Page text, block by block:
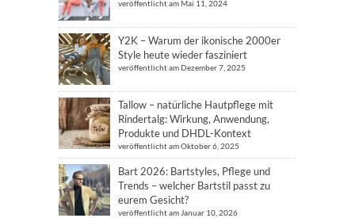
veröffentlicht am Mai 11, 2024
Y2K – Warum der ikonische 2000er
Style heute wieder fasziniert
veröffentlicht am Dezember 7, 2025
Tallow – natürliche Hautpflege mit
Rindertalg: Wirkung, Anwendung,
Produkte und DHDL-Kontext
veröffentlicht am Oktober 6, 2025
Bart 2026: Bartstyles, Pflege und
Trends – welcher Bartstil passt zu
eurem Gesicht?
veröffentlicht am Januar 10, 2026